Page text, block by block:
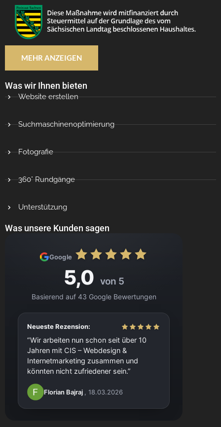
MEHR ANZEIGEN
Was wir Ihnen bieten
Website erstellen
Suchmaschinenoptimierung
Fotografie
360° Rundgänge
Unterstützung
Was unsere Kunden sagen
Google
5,0 von 5
Basierend auf 43 Google Bewertungen
Neueste Rezension:
Wir arbeiten nun schon seit über 10
Jahren mit CIS – Webdesign &
Internetmarketing zusammen und
könnten nicht zufriedener sein.
Florian Bajraj , 18.03.2026